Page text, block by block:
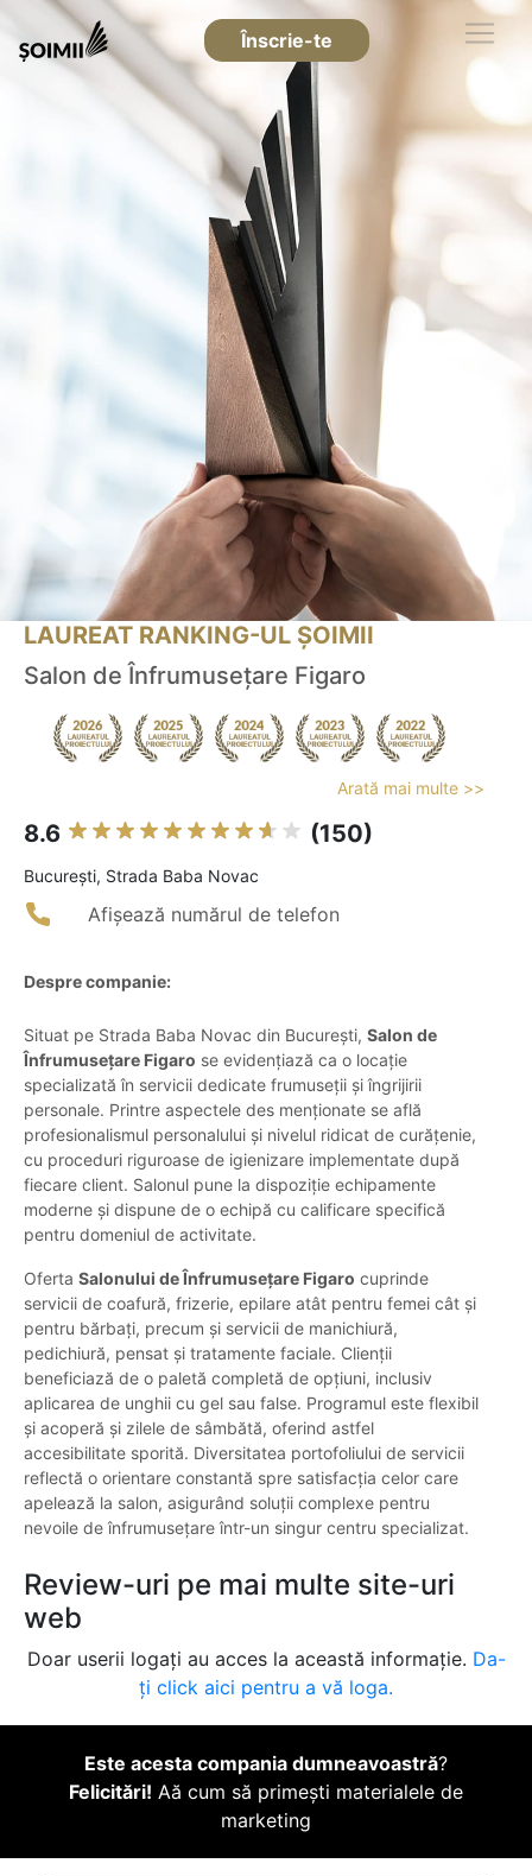
Înscrie-te
LAUREAT RANKING-UL ȘOIMII
Salon de Înfrumusețare Figaro
Arată mai multe >>
8.6 (150)
Bucureşti, Strada Baba Novac
Afișează numărul de telefon
Despre companie:
Situat pe Strada Baba Novac din București, Salon de
Înfrumusețare Figaro se evidențiază ca o locație
specializată în servicii dedicate frumuseții și îngrijirii
personale. Printre aspectele des menționate se află
profesionalismul personalului și nivelul ridicat de curățenie,
cu proceduri riguroase de igienizare implementate după
fiecare client. Salonul pune la dispoziție echipamente
moderne și dispune de o echipă cu calificare specifică
pentru domeniul de activitate.
Oferta Salonului de Înfrumusețare Figaro cuprinde
servicii de coafură, frizerie, epilare atât pentru femei cât și
pentru bărbați, precum și servicii de manichiură,
pedichiură, pensat și tratamente faciale. Clienții
beneficiază de o paletă completă de opțiuni, inclusiv
aplicarea de unghii cu gel sau false. Programul este flexibil
și acoperă și zilele de sâmbătă, oferind astfel
accesibilitate sporită. Diversitatea portofoliului de servicii
reflectă o orientare constantă spre satisfacția celor care
apelează la salon, asigurând soluții complexe pentru
nevoile de înfrumusețare într-un singur centru specializat.
Review-uri pe mai multe site-uri
web
Doar userii logați au acces la această informație. Da-
ți click aici pentru a vă loga.
Este acesta compania dumneavoastră?
Felicitări! Aă cum să primești materialele de
marketing